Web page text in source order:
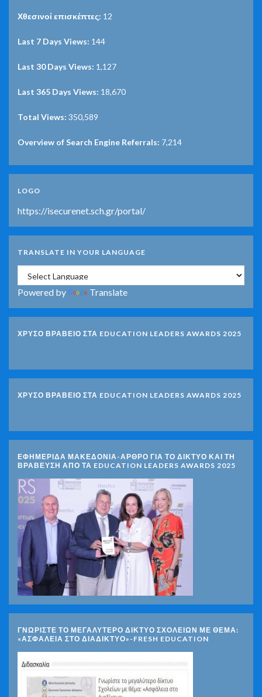
Χθεσινοί επισκέπτες: 12
Last 7 Days Views: 144
Last 30 Days Views: 1,127
Last 365 Days Views: 18,670
Total Views: 350,589
Overview of Search Engine Referrals: 7,214
LOGO
https://isecurenet.sch.gr/portal/
TRANSLATE IN YOUR LANGUAGE
Powered by Translate
ΧΡΥΣΟ ΒΡΑΒΕΙΟ ΣΤΑ EDUCATION LEADERS AWARDS 2025
ΧΡΥΣΟ ΒΡΑΒΕΙΟ ΣΤΑ EDUCATION LEADERS AWARDS 2025
ΕΦΗΜΕΡΙΔΑ ΜΑΚΕΔΟΝΙΑ-ΑΡΘΡΟ ΓΙΑ ΤΟ ΔΙΚΤΥΟ ΚΑΙ ΤΗ
ΒΡΑΒΕΥΣΗ ΑΠΟ ΤΑ EDUCATION LEADERS AWARDS 2025
ΓΝΩΡΊΣΤΕ ΤΟ ΜΕΓΑΛΎΤΕΡΟ ΔΊΚΤΥΟ ΣΧΟΛΕΊΩΝ ΜΕ ΘΈΜΑ:
«ΑΣΦΆΛΕΙΑ ΣΤΟ ΔΙΑΔΊΚΤΥΟ»-FRESH EDUCATION